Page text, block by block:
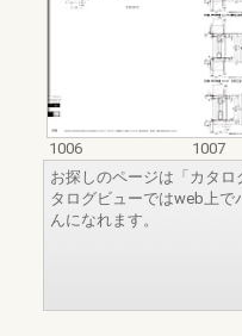
1006
1007
お探しのページは「カタ
タログビューではweb上で
んになれます。